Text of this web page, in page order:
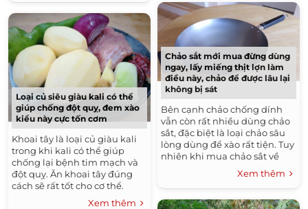
Loại củ siêu giàu kali có thể
giúp chống đột quỵ, đem xào
kiểu này cực tốn cơm
Khoai tây là loại củ giàu kali
trong khi kali có thể giúp
chống lại bệnh tim mạch và
đột quỵ. Ăn khoai tây đúng
cách sẽ rất tốt cho cơ thể.
Nguyên liệu: - 3 củ khoai tây, 1
Xem thêm
Chảo sắt mới mua đừng dùng
ngay, lấy miếng thịt lợn làm
điều này, chảo để được lâu lại
không bị sát
Bên cạnh chảo chống dính
vẫn còn rất nhiều dùng chảo
sắt, đặc biệt là loại chảo sâu
lòng dùng để xào rất tiện. Tuy
nhiên khi mua chảo sắt về
bạn đừng chỉ rửa qua rồi
dùng ngay. Nếu...
Xem thêm